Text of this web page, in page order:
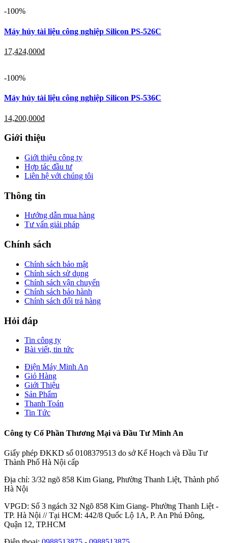
-100%
Máy hủy tài liệu công nghiệp Silicon PS-526C
17,424,000đ
-100%
Máy hủy tài liệu công nghiệp Silicon PS-536C
14,200,000đ
Giới thiệu
Giới thiệu công ty
Hợp tác đầu tư
Liên hệ với chúng tôi
Thông tin
Hướng dẫn mua hàng
Tư vấn giải pháp
Chính sách
Chính sách bảo mật
Chính sách sử dụng
Chính sách vận chuyển
Chính sách bảo hành
Chính sách đổi trả hàng
Hỏi đáp
Tin công ty
Bài viết, tin tức
Điện Máy Minh An
Giỏ Hàng
Giới Thiệu
Sản Phẩm
Thanh Toán
Tin Tức
Công ty Cổ Phần Thương Mại và Đầu Tư Minh An
Giấy phép ĐKKD số 0108379513 do sở Kế Hoạch và Đầu Tư
Thành Phố Hà Nội cấp
Địa chỉ: 3/32 ngõ 858 Kim Giang, Phường Thanh Liệt, Thành phố
Hà Nội
VPGD: Số 3 ngách 32 Ngõ 858 Kim Giang- Phường Thanh Liệt -
TP. Hà Nội // Tại HCM: 442/8 Quốc Lộ 1A, P. An Phú Đông,
Quận 12, TP.HCM